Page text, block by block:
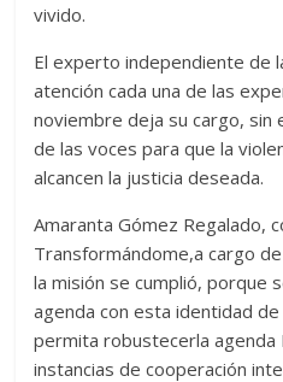
vivido.
El experto independiente de
atención cada una de las
noviembre deja su cargo, sin
de las voces para que la
alcancen la justicia deseada.
Amaranta Gómez Regalado,
Transformándome,a cargo
la misión se cumplió, porque
agenda con esta identidad
permita robustecerla
instancias de cooperación